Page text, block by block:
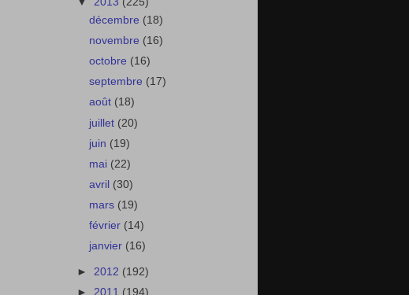
décembre (18)
novembre (16)
octobre (16)
septembre (17)
août (18)
juillet (20)
juin (19)
mai (22)
avril (30)
mars (19)
février (14)
janvier (16)
► 2012 (192)
► 2011 (194)